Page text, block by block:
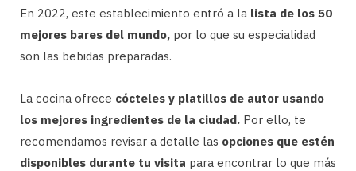
En 2022, este establecimiento entró a la lista de los 50
mejores bares del mundo, por lo que su especialidad
son las bebidas preparadas.
La cocina ofrece cócteles y platillos de autor usando
los mejores ingredientes de la ciudad. Por ello, te
recomendamos revisar a detalle las opciones que estén
disponibles durante tu visita para encontrar lo que más